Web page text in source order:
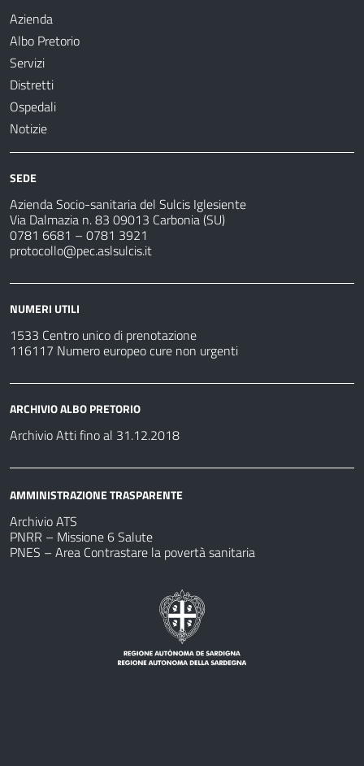
Azienda
Albo Pretorio
Servizi
Distretti
Ospedali
Notizie
SEDE
Azienda Socio-sanitaria del Sulcis Iglesiente
Via Dalmazia n. 83 09013 Carbonia (SU)
0781 6681 – 0781 3921
protocollo@pec.aslsulcis.it
NUMERI UTILI
1533 Centro unico di prenotazione
116117 Numero europeo cure non urgenti
ARCHIVIO ALBO PRETORIO
Archivio Atti fino al 31.12.2018
AMMINISTRAZIONE TRASPARENTE
Archivio ATS
PNRR – Missione 6 Salute
PNES – Area Contrastare la povertà sanitaria